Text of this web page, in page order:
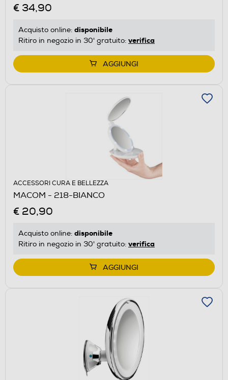
€ 34,90
Acquisto online: disponibile
Ritiro in negozio in 30' gratuito: verifica
AGGIUNGI
ACCESSORI CURA E BELLEZZA
MACOM - 218-BIANCO
€ 20,90
Acquisto online: disponibile
Ritiro in negozio in 30' gratuito: verifica
AGGIUNGI